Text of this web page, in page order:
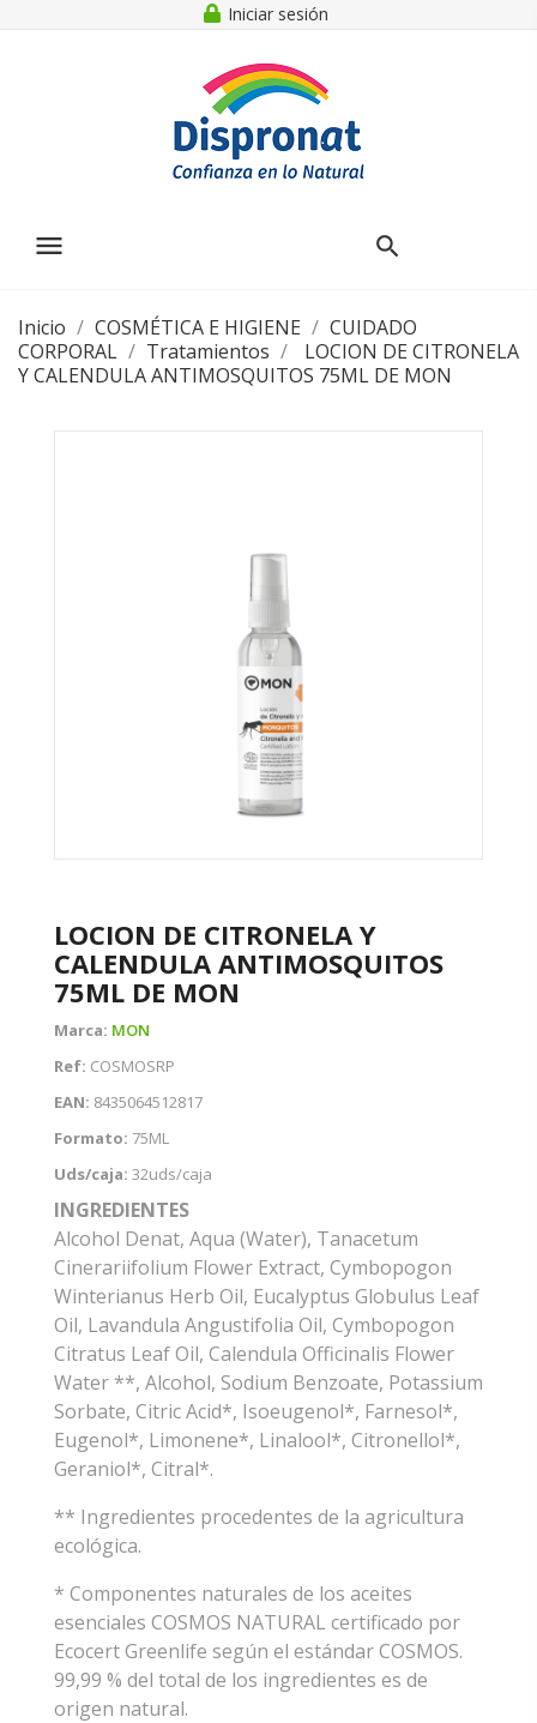
Iniciar sesión
menu
Inicio COSMÉTICA E HIGIENE
CUIDADO
CORPORAL
Tratamientos
LOCION DE CITRONELA
Y CALENDULA ANTIMOSQUITOS 75ML DE MON
LOCION DE CITRONELA Y
CALENDULA ANTIMOSQUITOS
75ML DE MON
Marca: MON
Ref: COSMOSRP
EAN: 8435064512817
Formato: 75ML
Uds/caja: 32uds/caja
INGREDIENTES
Alcohol Denat, Aqua (Water), Tanacetum
Cinerariifolium Flower Extract, Cymbopogon
Winterianus Herb Oil, Eucalyptus Globulus Leaf
Oil, Lavandula Angustifolia Oil, Cymbopogon
Citratus Leaf Oil, Calendula Officinalis Flower
Water **, Alcohol, Sodium Benzoate, Potassium
Sorbate, Citric Acid*, Isoeugenol*, Farnesol*,
Eugenol*, Limonene*, Linalool*, Citronellol*,
Geraniol*, Citral*.
** Ingredientes procedentes de la agricultura
ecológica.
* Componentes naturales de los aceites
esenciales COSMOS NATURAL certificado por
Ecocert Greenlife según el estándar COSMOS.
99,99 % del total de los ingredientes es de
origen natural.